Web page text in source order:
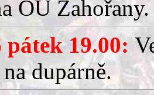
OÚ Zahořany.
pátek 19.00:
dupárně.